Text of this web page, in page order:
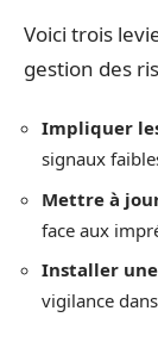
Voici trois
gestion des
Impliquer
signaux
Mettre à
face aux
Installer
vigilance